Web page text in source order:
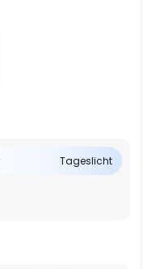
Tageslicht